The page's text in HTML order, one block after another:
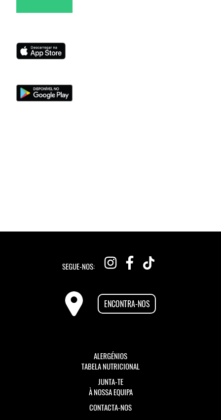
ENCONTRA-NOS
SEGUE-NOS:
ALERGÉNIOS
TABELA NUTRICIONAL
JUNTA-TE
À NOSSA EQUIPA
CONTACTA-NOS